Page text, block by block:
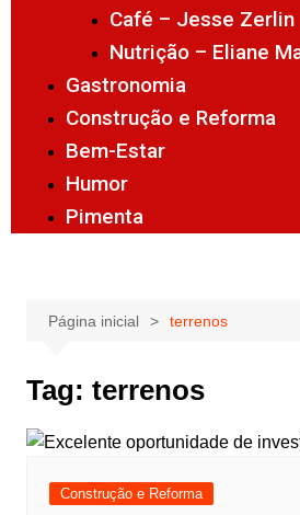
Café – Jesse Zerlin
Nutrição – Eliane
Gastronomia
Construção e Reforma
Bem-Estar
Humor
Pimenta
Página inicial terrenos
Tag: terrenos
Construção e Reforma